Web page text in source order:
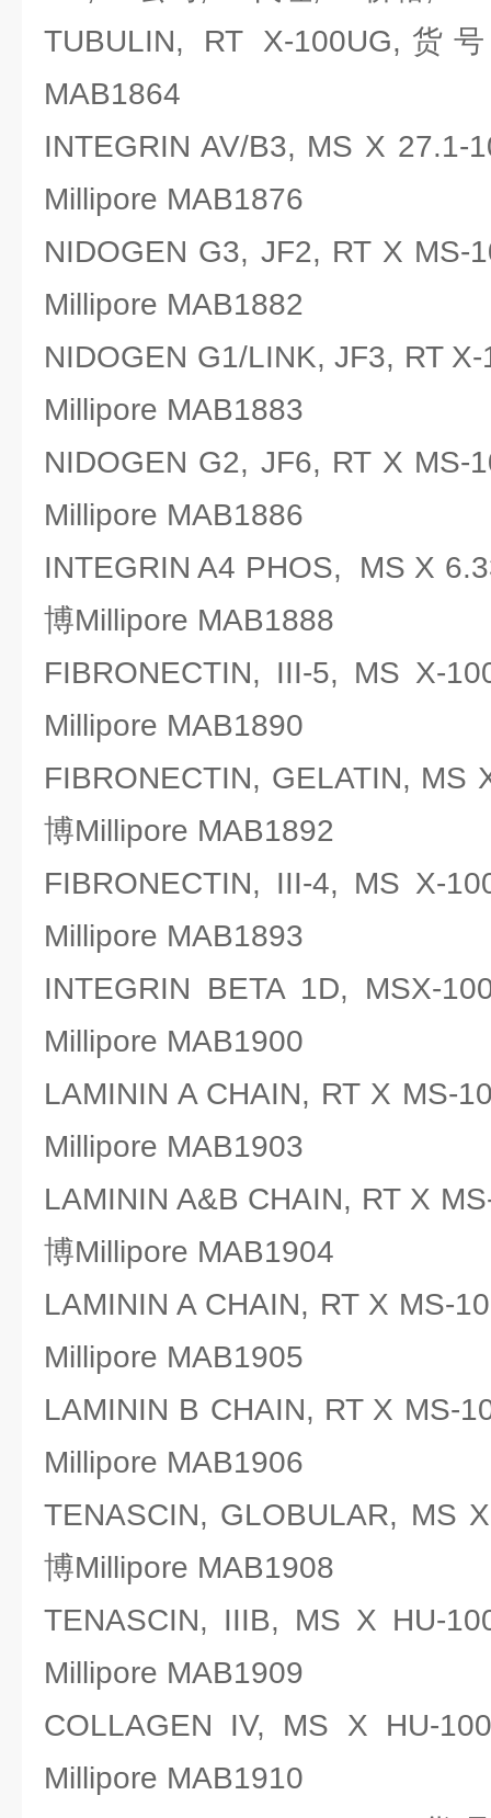
TUBULIN, RT X-100UG,货
MAB1864
INTEGRIN AV/B3, MS X 27.1-
Millipore MAB1876
NIDOGEN G3, JF2, RT X MS-
Millipore MAB1882
NIDOGEN G1/LINK, JF3, RT
Millipore MAB1883
NIDOGEN G2, JF6, RT X MS-
Millipore MAB1886
INTEGRIN A4 PHOS, MS X
博Millipore MAB1888
FIBRONECTIN, III-5, MS X-
Millipore MAB1890
FIBRONECTIN, GELATIN, MS
博Millipore MAB1892
FIBRONECTIN, III-4, MS X-
Millipore MAB1893
INTEGRIN BETA 1D, MSX-
Millipore MAB1900
LAMININ A CHAIN, RT X MS-
Millipore MAB1903
LAMININ A&B CHAIN, RT X
博Millipore MAB1904
LAMININ A CHAIN, RT X MS-
Millipore MAB1905
LAMININ B CHAIN, RT X MS-
Millipore MAB1906
TENASCIN, GLOBULAR, MS
博Millipore MAB1908
TENASCIN, IIIB, MS X HU-
Millipore MAB1909
COLLAGEN IV, MS X HU-
Millipore MAB1910